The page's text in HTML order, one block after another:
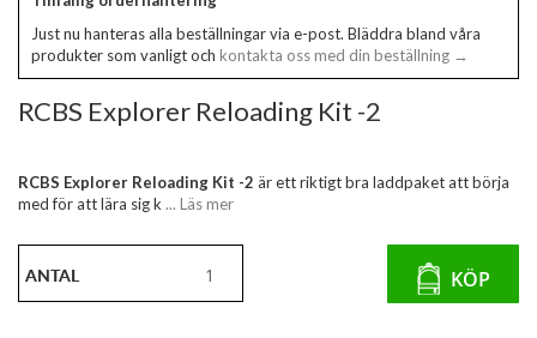
Just nu hanteras alla beställningar via e-post. Bläddra bland våra
produkter som vanligt och kontakta oss med din beställning →
RCBS Explorer Reloading Kit -2
RCBS Explorer Reloading Kit -2 är ett riktigt bra laddpaket att börja
med för att lära sig k... Läs mer
ANTAL KÖP